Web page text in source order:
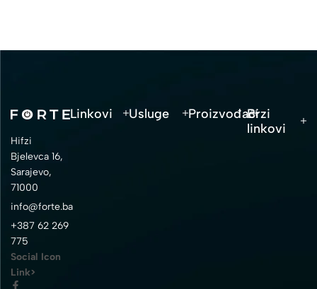
Hifzi
Bjelevca 16,
Sarajevo,
71000
info@forte.ba
+387 62 269
775
Social Icon
Link>
Linkovi Usluge ProizvođačiBrzi
linkovi